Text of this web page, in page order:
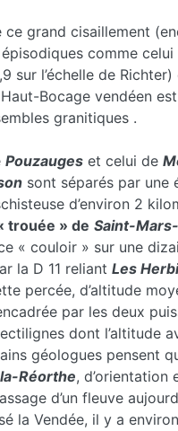
ce grand cisaillement
comme
sur l’échelle de Richter)
Bocage vendéen
granitiques .
Pouzauges et celui de
sont séparés par une
d’environ 2
trouée » de Saint-
« couloir » sur une
la D 11 reliant Les
percée, d’altitude
par les deux
dont l’altitude
géologues pensent
Réorthe, d’orientation
d’un fleuve
la Vendée, il y a